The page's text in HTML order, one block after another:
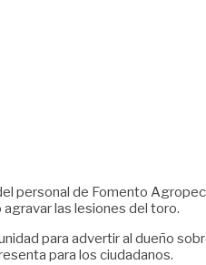
personal de Fomento
las lesiones del toro.
para advertir al dueño
para los ciudadanos.